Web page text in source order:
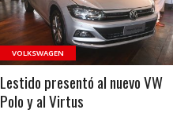
VOLKSWAGEN
Lestido presentó al nuevo VW
Polo y al Virtus